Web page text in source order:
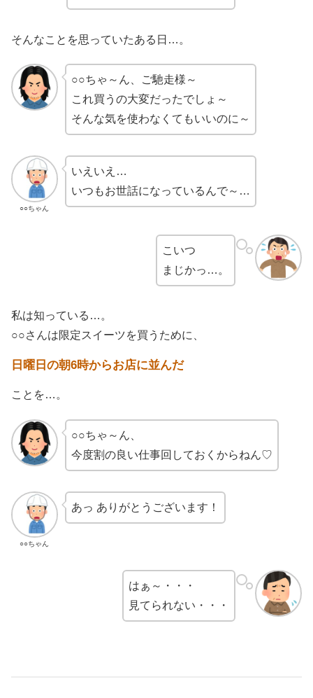
そんなことを思っていたある日…。
○○ちゃ～ん、ご馳走様～
これ買うの大変だったでしょ～
そんな気を使わなくてもいいのに～
○○ちゃん
いえいえ…
いつもお世話になっているんで～…
こいつ
まじかっ…。
私は知っている…。
○○さんは限定スイーツを買うために、
日曜日の朝6時からお店に並んだ
ことを…。
○○ちゃ～ん、
今度割の良い仕事回しておくからねん♡
○○ちゃん
あっ ありがとうございます！
はぁ～・・・
見てられない・・・